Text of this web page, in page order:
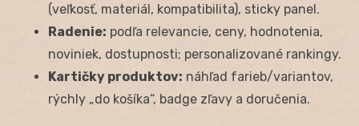
(veľkosť, materiál, kompatibilita), sticky panel.
Radenie: podľa relevancie, ceny, hodnotenia,
noviniek, dostupnosti; personalizované rankingy.
Kartičky produktov: náhľad farieb/variantov,
rýchly „do košíka“, badge zľavy a doručenia.